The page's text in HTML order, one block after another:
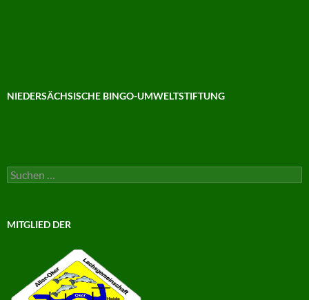
NIEDERSÄCHSISCHE BINGO-UMWELTSTIFTUNG
Suchen
nach:
MITGLIED DER